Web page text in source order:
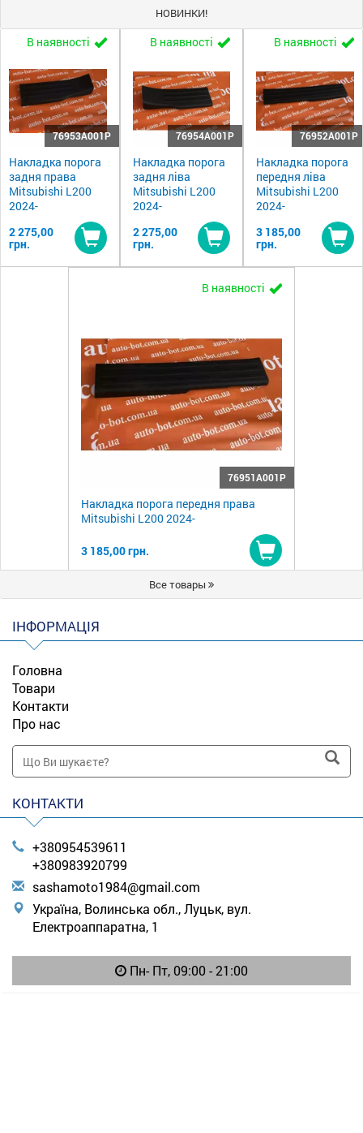
НОВИНКИ!
В наявності
76953A001P
Накладка порога
задня права
Mitsubishi L200
2024-
2 275,00
грн.
Купити
В наявності
76954A001P
Накладка порога
задня ліва
Mitsubishi L200
2024-
2 275,00
грн.
Купити
В наявності
76952A001P
Накладка порога
передня ліва
Mitsubishi L200
2024-
3 185,00
грн.
В наявності
76951A001P
Накладка порога передня права
Mitsubishi L200 2024-
3 185,00 грн.
Купити
Все товары
ІНФОРМАЦІЯ
Головна
Товари
Контакти
Про нас
КОНТАКТИ
+380954539611
+380983920799
sashamoto1984@gmail.com
Україна, Волинська обл., Луцьк, вул.
Електроаппаратна, 1
Пн- Пт, 09:00 - 21:00